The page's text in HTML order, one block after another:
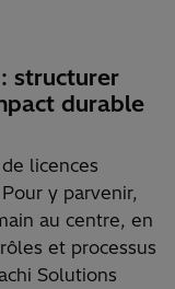
structurer
durable
licences
y parvenir,
au centre, en
et processus
Solutions